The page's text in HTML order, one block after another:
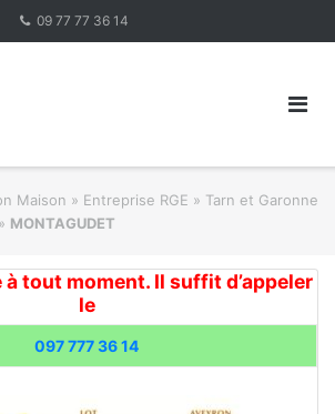
09 77 77 36 14
Maison » Entreprise RGE » Tarn et Garonne
» MONTAGUDET
tout moment. Il suffit d’appeler
le
097 777 36 14